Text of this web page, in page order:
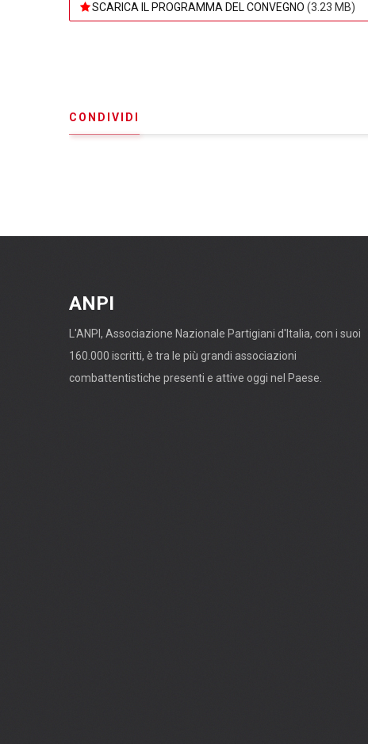
SCARICA IL PROGRAMMA DEL CONVEGNO (3.23 MB)
CONDIVIDI
ANPI
L'ANPI, Associazione Nazionale Partigiani d'Italia, con i suoi
160.000 iscritti, è tra le più grandi associazioni
combattentistiche presenti e attive oggi nel Paese.